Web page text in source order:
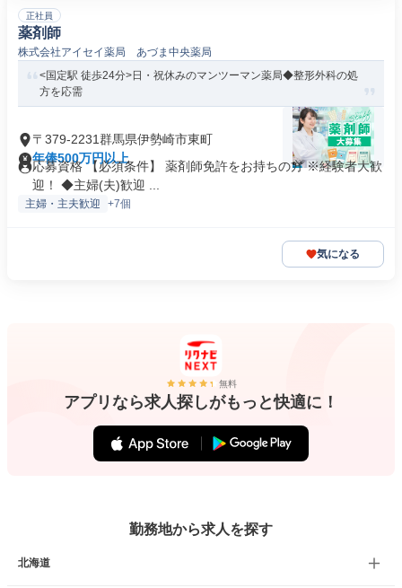
正社員
薬剤師
株式会社アイセイ薬局 あづま中央薬局
<国定駅 徒歩24分>日・祝休みのマンツーマン薬局◆整形外科の処
方を応需
〒379-2231群馬県伊勢崎市東町
年俸500万円以上
応募資格 【必須条件】 薬剤師免許をお持ちの方 ※経験者大歓
迎！ ◆主婦(夫)歓迎 ...
主婦・主夫歓迎 +7個
気になる
無料
アプリなら求人探しがもっと快適に！
勤務地から求人を探す
北海道